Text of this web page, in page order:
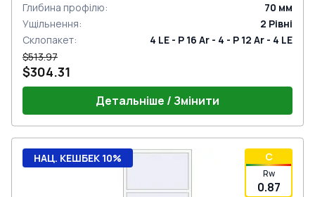
Глибина профілю: 70 мм
Ущільнення: 2 Рівні
Склопакет:
4 LE - P 16 Ar - 4 - P 12 Ar - 4 LE
$513.97
$304.31
Детальніше / Змінити
C
Rw
0.87
НАЦ. КЕШБЕК 10%